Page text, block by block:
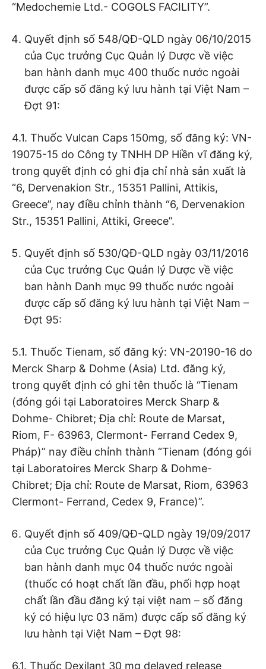
“Medochemie Ltd.- COGOLS FACILITY”.
Quyết định số 548/QĐ-QLD ngày 06/10/2015
của Cục trưởng Cục Quản lý Dược về việc
ban hành danh mục 400 thuốc nước ngoài
được cấp số đăng ký lưu hành tại Việt Nam –
Đợt 91:
4.1. Thuốc Vulcan Caps 150mg, số đăng ký: VN-
19075-15 do Công ty TNHH DP Hiền vĩ đăng ký,
trong quyết định có ghi địa chỉ nhà sản xuất là
“6, Dervenakion Str., 15351 Pallini, Attikis,
Greece”, nay điều chỉnh thành “6, Dervenakion
Str., 15351 Pallini, Attiki, Greece”.
Quyết định số 530/QĐ-QLD ngày 03/11/2016
của Cục trưởng Cục Quản lý Dược về việc
ban hành Danh mục 99 thuốc nước ngoài
được cấp số đăng ký lưu hành tại Việt Nam –
Đợt 95:
5.1. Thuốc Tienam, số đăng ký: VN-20190-16 do
Merck Sharp & Dohme (Asia) Ltd. đăng ký,
trong quyết định có ghi tên thuốc là “Tienam
(đóng gói tại Laboratoires Merck Sharp &
Dohme- Chibret; Địa chỉ: Route de Marsat,
Riom, F- 63963, Clermont- Ferrand Cedex 9,
Pháp)” nay điều chỉnh thành “Tienam (đóng gói
tại Laboratoires Merck Sharp & Dohme-
Chibret; Địa chỉ: Route de Marsat, Riom, 63963
Clermont- Ferrand, Cedex 9, France)”.
Quyết định số 409/QĐ-QLD ngày 19/09/2017
của Cục trưởng Cục Quản lý Dược về việc
ban hành danh mục 04 thuốc nước ngoài
(thuốc có hoạt chất lần đầu, phối hợp hoạt
chất lần đầu đăng ký tại việt nam – số đăng
ký có hiệu lực 03 năm) được cấp số đăng ký
lưu hành tại Việt Nam – Đợt 98:
6.1. Thuốc Dexilant 30 mg delayed release